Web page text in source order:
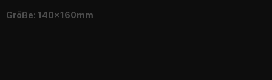
Größe: 140x160mm